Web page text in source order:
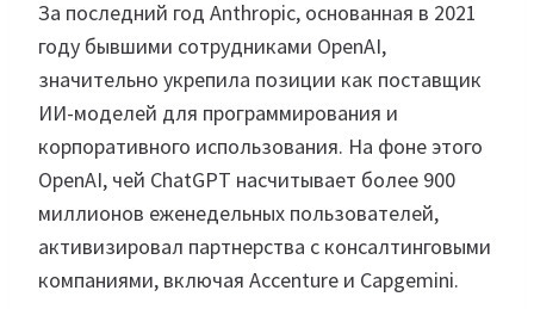
За последний год Anthropic, основанная в 2021
году бывшими сотрудниками OpenAI,
значительно укрепила позиции как поставщик
ИИ-моделей для программирования и
корпоративного использования. На фоне этого
OpenAI, чей ChatGPT насчитывает более 900
миллионов еженедельных пользователей,
активизировал партнерства с консалтинговыми
компаниями, включая Accenture и Capgemini.